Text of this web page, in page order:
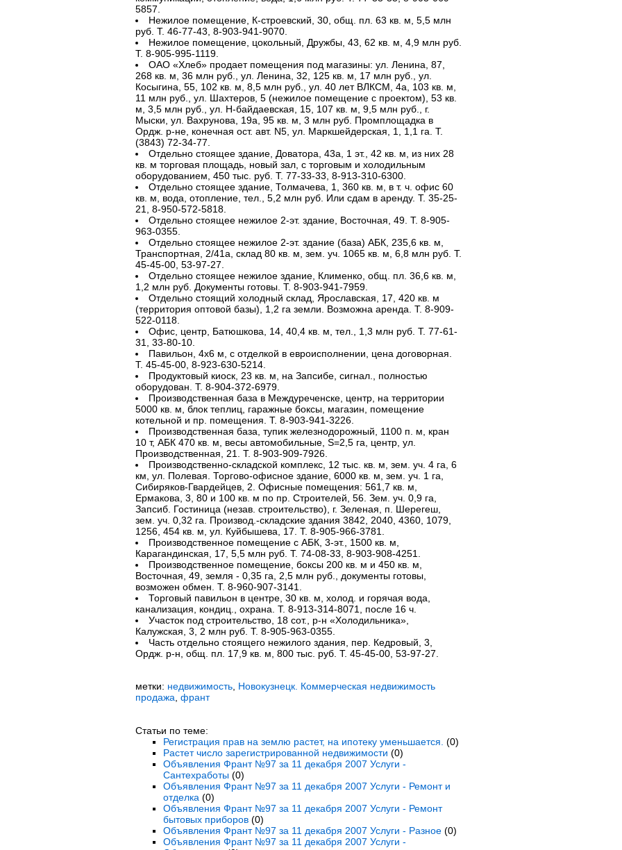
5857.
Нежилое помещение, К-строевский, 30, общ. пл. 63 кв. м, 5,5 млн
руб. Т. 46-77-43, 8-903-941-9070.
Нежилое помещение, цокольный, Дружбы, 43, 62 кв. м, 4,9 млн руб.
Т. 8-905-995-1119.
ОАО «Хлеб» продает помещения под магазины: ул. Ленина, 87,
268 кв. м, 36 млн руб., ул. Ленина, 32, 125 кв. м, 17 млн руб., ул.
Косыгина, 55, 102 кв. м, 8,5 млн руб., ул. 40 лет ВЛКСМ, 4а, 103 кв. м,
11 млн руб., ул. Шахтеров, 5 (нежилое помещение с проектом), 53 кв.
м, 3,5 млн руб., ул. Н-байдаевская, 15, 107 кв. м, 9,5 млн руб., г.
Мыски, ул. Вахрунова, 19а, 95 кв. м, 3 млн руб. Промплощадка в
Ордж. р-не, конечная ост. авт. N5, ул. Маркшейдерская, 1, 1,1 га. Т.
(3843) 72-34-77.
Отдельно стоящее здание, Доватора, 43а, 1 эт., 42 кв. м, из них 28
кв. м торговая площадь, новый зал, с торговым и холодильным
оборудованием, 450 тыс. руб. Т. 77-33-33, 8-913-310-6300.
Отдельно стоящее здание, Толмачева, 1, 360 кв. м, в т. ч. офис 60
кв. м, вода, отопление, тел., 5,2 млн руб. Или сдам в аренду. Т. 35-25-
21, 8-950-572-5818.
Отдельно стоящее нежилое 2-эт. здание, Восточная, 49. Т. 8-905-
963-0355.
Отдельно стоящее нежилое 2-эт. здание (база) АБК, 235,6 кв. м,
Транспортная, 2/41а, склад 80 кв. м, зем. уч. 1065 кв. м, 6,8 млн руб. Т.
45-45-00, 53-97-27.
Отдельно стоящее нежилое здание, Клименко, общ. пл. 36,6 кв. м,
1,2 млн руб. Документы готовы. Т. 8-903-941-7959.
Отдельно стоящий холодный склад, Ярославская, 17, 420 кв. м
(территория оптовой базы), 1,2 га земли. Возможна аренда. Т. 8-909-
522-0118.
Офис, центр, Батюшкова, 14, 40,4 кв. м, тел., 1,3 млн руб. Т. 77-61-
31, 33-80-10.
Павильон, 4х6 м, с отделкой в евроисполнении, цена договорная.
Т. 45-45-00, 8-923-630-5214.
Продуктовый киоск, 23 кв. м, на Запсибе, сигнал., полностью
оборудован. Т. 8-904-372-6979.
Производственная база в Междуреченске, центр, на территории
5000 кв. м, блок теплиц, гаражные боксы, магазин, помещение
котельной и пр. помещения. Т. 8-903-941-3226.
Производственная база, тупик железнодорожный, 1100 п. м, кран
10 т, АБК 470 кв. м, весы автомобильные, S=2,5 га, центр, ул.
Производственная, 21. Т. 8-903-909-7926.
Производственно-складской комплекс, 12 тыс. кв. м, зем. уч. 4 га, 6
км, ул. Полевая. Торгово-офисное здание, 6000 кв. м, зем. уч. 1 га,
Сибиряков-Гвардейцев, 2. Офисные помещения: 561,7 кв. м,
Ермакова, 3, 80 и 100 кв. м по пр. Строителей, 56. Зем. уч. 0,9 га,
Запсиб. Гостиница (незав. строительство), г. Зеленая, п. Шерегеш,
зем. уч. 0,32 га. Производ.-складские здания 3842, 2040, 4360, 1079,
1256, 454 кв. м, ул. Куйбышева, 17. Т. 8-905-966-3781.
Производственное помещение с АБК, 3-эт., 1500 кв. м,
Карагандинская, 17, 5,5 млн руб. Т. 74-08-33, 8-903-908-4251.
Производственное помещение, боксы 200 кв. м и 450 кв. м,
Восточная, 49, земля - 0,35 га, 2,5 млн руб., документы готовы,
возможен обмен. Т. 8-960-907-3141.
Торговый павильон в центре, 30 кв. м, холод. и горячая вода,
канализация, кондиц., охрана. Т. 8-913-314-8071, после 16 ч.
Участок под строительство, 18 сот., р-н «Холодильника»,
Калужская, 3, 2 млн руб. Т. 8-905-963-0355.
Часть отдельно стоящего нежилого здания, пер. Кедровый, 3,
Ордж. р-н, общ. пл. 17,9 кв. м, 800 тыс. руб. Т. 45-45-00, 53-97-27.
метки: недвижимость, Новокузнецк. Коммерческая недвижимость
продажа франт
Статьи по теме:
Регистрация прав на землю растет, на ипотеку уменьшается. (0)
Растет число зарегистрированной недвижимости (0)
Объявления Франт №97 за 11 декабря 2007 Услуги -
Сантехработы(0)
Объявления Франт №97 за 11 декабря 2007 Услуги - Ремонт и
отделка (0)
Объявления Франт №97 за 11 декабря 2007 Услуги - Ремонт
бытовых приборов(0)
Объявления Франт №97 за 11 декабря 2007 Услуги - Разное(0)
Объявления Франт №97 за 11 декабря 2007 Услуги -